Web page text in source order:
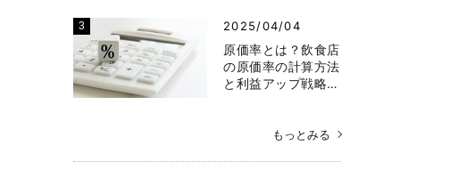
2025/04/04
原価率とは？飲食店
の原価率の計算方法
と利益アップ戦略…
もっとみる